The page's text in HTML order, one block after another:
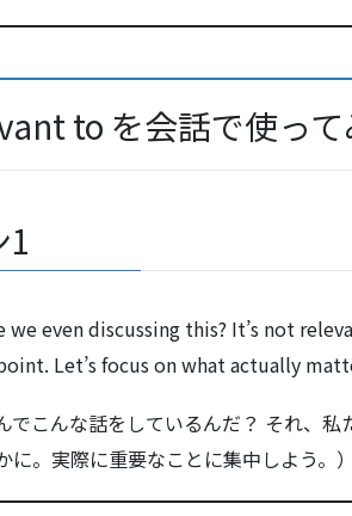
to を会話で使って
1
we even discussing this? It’s not
Let’s focus on what actually
でこんな話をしているんだ？ それ、
に。実際に重要なことに集中しよう。）